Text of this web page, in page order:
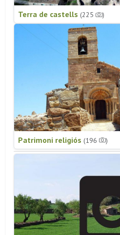
Terra de castells (225 )
Patrimoni religiós (196 )